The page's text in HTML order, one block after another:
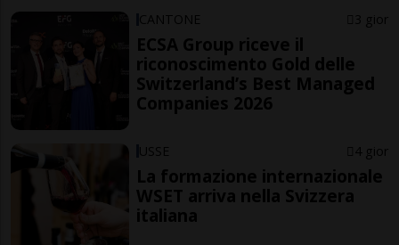
CANTONE 3 gior
ECSA Group riceve il
riconoscimento Gold delle
Switzerland’s Best Managed
Companies 2026
USSE 4 gior
La formazione internazionale
WSET arriva nella Svizzera
italiana